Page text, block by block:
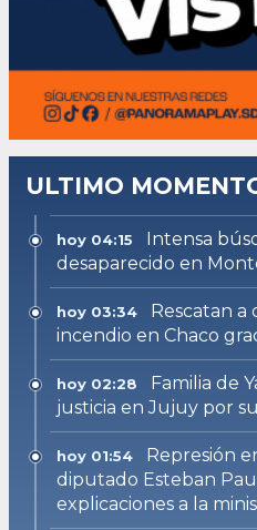
ULTIMO
hoy 04:15
Intensa
desaparecido en
hoy 03:34
Rescatan a
incendio en Chaco
hoy 02:28
Familia de
justicia en Jujuy por
hoy 01:54
Represión
diputado Esteban
explicaciones a la